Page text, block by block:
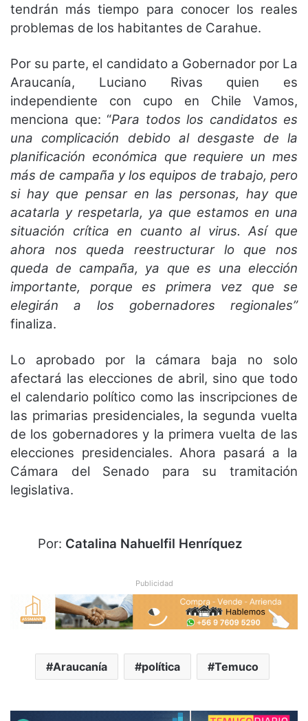
tendrán más tiempo para conocer los reales
problemas de los habitantes de Carahue.
Por su parte, el candidato a Gobernador por La
Araucanía, Luciano Rivas quien es
independiente con cupo en Chile Vamos,
menciona que: “Para todos los candidatos es
una complicación debido al desgaste de la
planificación económica que requiere un mes
más de campaña y los equipos de trabajo, pero
si hay que pensar en las personas, hay que
acatarla y respetarla, ya que estamos en una
situación crítica en cuanto al virus. Así que
ahora nos queda reestructurar lo que nos
queda de campaña, ya que es una elección
importante, porque es primera vez que se
elegirán a los gobernadores regionales”
finaliza.
Lo aprobado por la cámara baja no solo
afectará las elecciones de abril, sino que todo
el calendario político como las inscripciones de
las primarias presidenciales, la segunda vuelta
de los gobernadores y la primera vuelta de las
elecciones presidenciales. Ahora pasará a la
Cámara del Senado para su tramitación
legislativa.
Por: Catalina Nahuelfil Henríquez
Publicidad
Araucanía política Temuco